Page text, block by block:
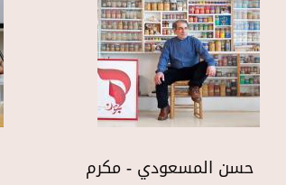
حسن المسعودي - مكرم